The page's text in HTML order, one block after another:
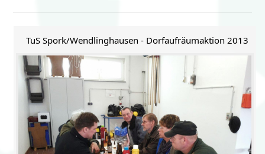
TuS Spork/Wendlinghausen - Dorfaufräumaktion 2013